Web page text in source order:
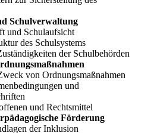
Schulverwaltung
und Schulaufsicht
des Schulsystems
der Schulbehörden
von Ordnungsmaßnahmen
und
und Rechtsmittel
Förderung
der Inklusion